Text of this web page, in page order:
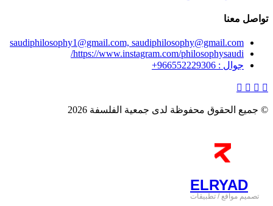
تواصل معنا
saudiphilosophy1@gmail.com, saudiphilosophy@gmail.com
https://www.instagram.com/philosophysaudi/
جوال : 966552229306+
© جميع الحقوق محفوظة لدى جمعية الفلسفة 2026
ELRYAD
تصميم مواقع / تطبيقات